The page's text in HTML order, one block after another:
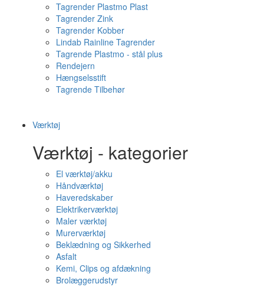
Tagrender Plastmo Plast
Tagrender Zink
Tagrender Kobber
Lindab Rainline Tagrender
Tagrende Plastmo - stål plus
Rendejern
Hængselsstift
Tagrende Tilbehør
Værktøj
Værktøj - kategorier
El værktøj/akku
Håndværktøj
Haveredskaber
Elektrikerværktøj
Maler værktøj
Murerværktøj
Beklædning og Sikkerhed
Asfalt
Kemi, Clips og afdækning
Brolæggerudstyr